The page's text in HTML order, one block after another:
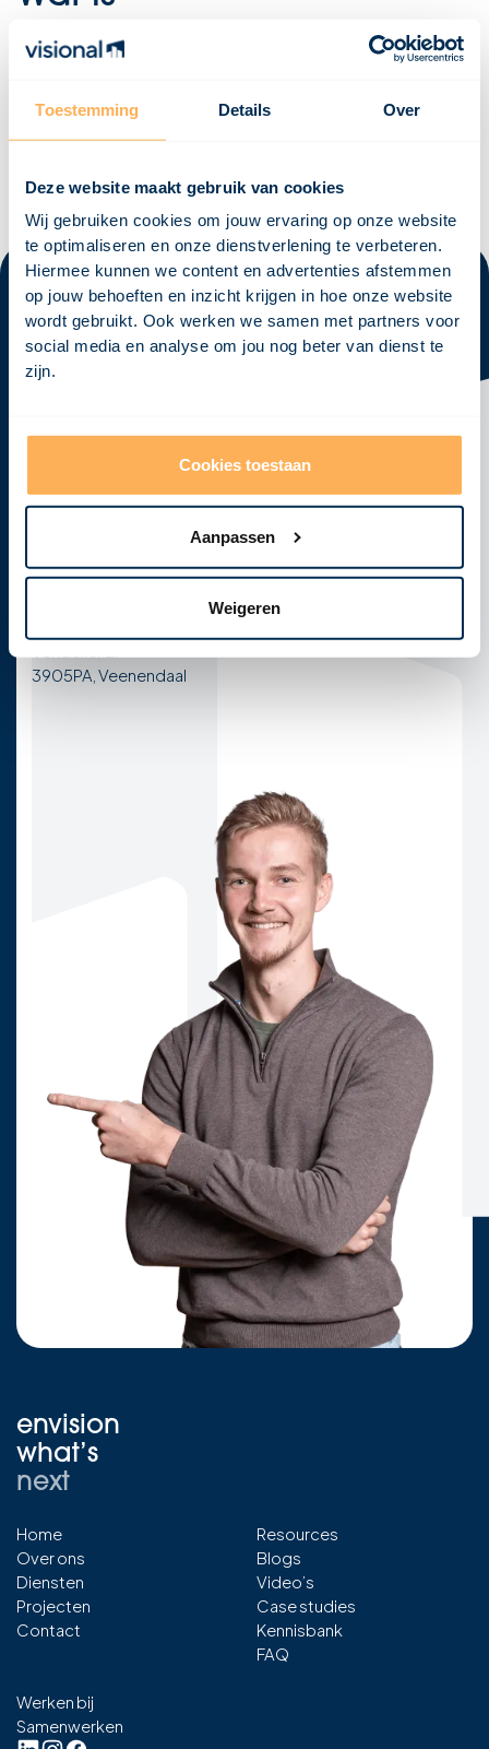
Toestemming Details Over
Deze website maakt gebruik van cookies
Wij gebruiken cookies om jouw ervaring op onze website
te optimaliseren en onze dienstverlening te verbeteren.
Hiermee kunnen we content en advertenties afstemmen
op jouw behoeften en inzicht krijgen in hoe onze website
wordt gebruikt. Ook werken we samen met partners voor
social media en analyse om jou nog beter van dienst te
zijn.
Cookies toestaan
Aanpassen
Weigeren
gebruiksoppervlakte?
daadwerkelijk gebruikt kan worden, zonder de aanwezigheid van
grote, vaste objecten. Dit wordt vastgesteld volgens de richtlijnen
van NEN 2580, welke als basis gelden voor het meten van de
Klaar om
haalbaar en realistisch ontwerp!
Afspraak maken
E-mail Telefoon
3905PA, Veenendaal
envision
what’s
next
Home
Over ons
Diensten
Projecten
Contact
Resources
Blogs
Video’s
Case studies
Kennisbank
FAQ
Werken bij
Samenwerken